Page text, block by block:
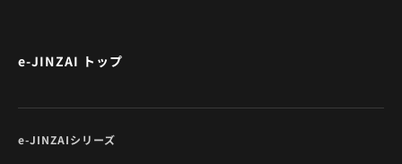
e-JINZAI トップ
e-JINZAIシリーズ